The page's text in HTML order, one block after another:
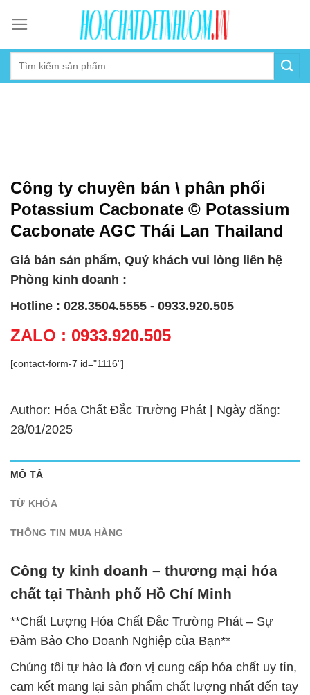
content
Công ty chuyên bán \ phân phối
Potassium Cacbonate © Potassium
Cacbonate AGC Thái Lan Thailand
Giá bán sản phẩm, Quý khách vui lòng liên hệ
Phòng kinh doanh :
Hotline : 028.3504.5555 - 0933.920.505
ZALO : 0933.920.505
[contact-form-7 id="1116"]
Author: Hóa Chất Đắc Trường Phát | Ngày đăng:
28/01/2025
MÔ TẢ
TỪ KHÓA
THÔNG TIN MUA HÀNG
Công ty kinh doanh – thương mại hóa
chất tại Thành phố Hồ Chí Minh
**Chất Lượng Hóa Chất Đắc Trường Phát – Sự
Đảm Bảo Cho Doanh Nghiệp của Bạn**
Chúng tôi tự hào là đơn vị cung cấp hóa chất uy tín,
cam kết mang lại sản phẩm chất lượng nhất đến tay